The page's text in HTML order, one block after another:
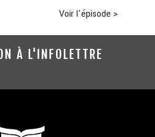
Voir l'épisode >
À L'INFOLETTRE